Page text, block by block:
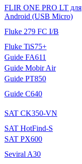
FLIR ONE PRO LT для
Android (USB Micro)
Fluke 279 FC I/B
Fluke TiS75+
Guide FA611
Guide Mobir Air
Guide PT850
Guide С640
SAT CK350-VN
SAT HotFind-S
SAT PX600
Seviral A30